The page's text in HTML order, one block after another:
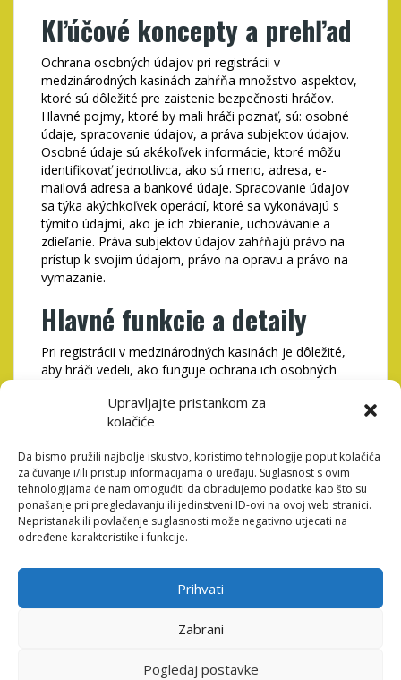
Upravljajte pristankom za
kolačiće
Da bismo pružili najbolje iskustvo, koristimo tehnologije poput kolačića
za čuvanje i/ili pristup informacijama o uređaju. Suglasnost s ovim
tehnologijama će nam omogućiti da obrađujemo podatke kao što su
ponašanje pri pregledavanju ili jedinstveni ID-ovi na ovoj web stranici.
Nepristanak ili povlačenje suglasnosti može negativno utjecati na
određene karakteristike i funkcije.
Prihvati
Zabrani
Pogledaj postavke
Kľúčové koncepty a prehľad
Ochrana osobných údajov pri registrácii v
medzinárodných kasinách zahŕňa množstvo aspektov,
ktoré sú dôležité pre zaistenie bezpečnosti hráčov.
Hlavné pojmy, ktoré by mali hráči poznať, sú: osobné
údaje, spracovanie údajov, a práva subjektov údajov.
Osobné údaje sú akékoľvek informácie, ktoré môžu
identifikovať jednotlivca, ako sú meno, adresa, e-
mailová adresa a bankové údaje. Spracovanie údajov
sa týka akýchkoľvek operácií, ktoré sa vykonávajú s
týmito údajmi, ako je ich zbieranie, uchovávanie a
zdieľanie. Práva subjektov údajov zahŕňajú právo na
prístup k svojim údajom, právo na opravu a právo na
vymazanie.
Hlavné funkcie a detaily
Pri registrácii v medzinárodných kasinách je dôležité,
aby hráči vedeli, ako funguje ochrana ich osobných
údajov, čo znamená, že informácie sú zakódované a
ťažko prístupné pre neoprávnené osoby. Okrem toho
ochrane údajov, ako je GDPR, ktoré stanovujú prísne
normy na spracovanie osobných údajov. Hráči by mali
tiež skontrolovať, aké opatrenia kasíno prijalo na
ochranu údajov, ako sú pravidelné audity a školenia
zamestnancov.
Praktické príklady a
prípady použitia
Existuje niekoľko situácií, v ktorých sa hráči môžu
medzinárodných kasinách. Napríklad, ak sa hráč